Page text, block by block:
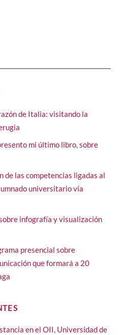
de Italia: visitando la
mi último libro, sobre
de las competencias ligadas al
universitario vía
infografía y visualización
presencial sobre
que formará a 20
en el OII, Universidad de